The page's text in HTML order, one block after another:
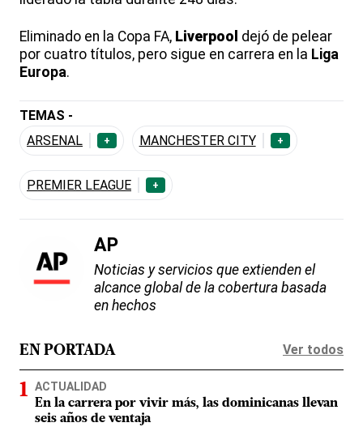
Eliminado en la Copa FA, Liverpool dejó de pelear
por cuatro títulos, pero sigue en carrera en la Liga
Europa.
TEMAS -
ARSENAL
+ MANCHESTER CITY +
PREMIER LEAGUE +
AP
Noticias y servicios que extienden el
alcance global de la cobertura basada
en hechos
EN PORTADA Ver todos
ACTUALIDAD
En la carrera por vivir más, las dominicanas llevan
seis años de ventaja